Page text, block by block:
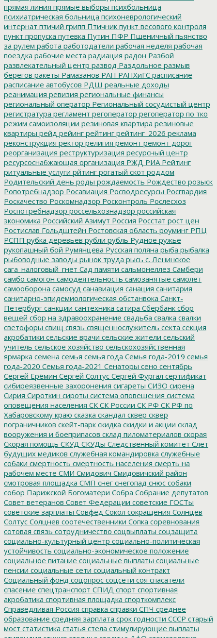
прямая линия прямые выборы психбольница
психиатрическая больница психоневрологический
интернат птичий грипп Птичник пункт весового контроля
пункт пропуска путевка Путин ПФР Пшеничный пьянство
за рулем работа работодатели рабочая неделя рабочая
поездка рабочие места радиация радон Разбой
развлекательный центр развод Раздольное размыв
берегов ракеты Рамазанов РАН РАНХиГС расписание
расписание автобусов РДШ реальные доходы
реанимация ревизия региональные финансы
региональный оператор Региональный сосудистый центр
регистратура регламент регоператор регоператор по тко
режим самоизоляции резиновая квартира резиновые
квартиры рейд рейинг рейтинг рейтинг_2026 реклама
реконструкция ректор религия ремонт ремонт дорог
реорганизация реструктуризация ресурсный центр
ресурсоснабжающая организация РЖД РИА Рейтинг
ритуальные услуги рйтинг рогатый скот роддом
Родительский день роды рождаемость Рождество розыск
Ропотребнадзор Росавиация Росводресурсы Росгвардия
Роскачество Роскомнадзор Росконтроль Рослесхоз
Роспотребнадзор россельхознадзор российская
экономика Российский Азимут Россия Росстат рост цен
Ростислав Гольдштейн Ростовская область роуминг РПЦ
РСПП рубка деревьев рубли рубль Рудное ружье
рукопашный бой Румянцева Русская поляна рыба рыбалка
рыбоводные заводы рынок труда рысь с. Ленинское
сага_налоговый_гнет Сад памяти сальмонеллез Самбери
самбо самогон самодеятельность самозанятые самолет
самооборона самосуд санавиация санация санитария
санитарно-эпидемиологическая обстанвока Санкт-
Петербург санкции сантехника сатира Сбербанк сбор
вещей сбор на здравоохранение свадьба свалка свалки
светофоры свищ связь священнослужитель секта секция
акробатики сельские врачи сельские жители сельский
учитель сельское хозяйство сельскохозяйственная
ярмарка семена семья семья года Семья года-2019 семья
года-2020 Семья года-2021 Сенаторы сено сентябрь
Сергей Ерёмин Сергей Солтус Сергей Фургал сертификат
сибиреязвенные захоронения сигареты СИЗО сирена
Сирия Сироткин сироты система оповещения система
оповещения населения СК СК России СК РФ СК РФ по
Хабаровскому краю сказка скандал сквер сквер
пограничников скейт-парк скидка скидки и акции склад
вооружения и боеприпасов склад пиломатериалов скорая
Скорая помощь СКУД СКУДы Следственный комитет Слет
будущих медиков служебная командировка служебные
собаки смертность смертность населения смерть на
рабочем месте СМИ Смидович Смидовичский район
смотровая площадка СМП снег снегопад снюс собаки
собор Парижской Богоматери Собра Собрание депутатов
Совет ветеранов Совет Федерации советские ГОСТы
советские зарплаты Совфед Сокол сокращения Солнцев
Солтус Солцнев соотечественники Сопка соревнования
сотовая связь сотрудничество соцвыплаты соцзащита
социально-культурный центр социально-политическая
устойчивость социально-экономическое положение
социальное питание социальные выплаты социальные
пенсии социальные сети социальный контракт
Социальный фонд соцопрос соцсети соя спасатели
спасение спецтранспорт СПИД спорт спортивная
акробатика спортивная площадка спорткомплекс
Справедливая Россия справка справки СПЧ среднее
образование средняя зарплата срок годности СССР старый
мост статистика статья стела стимулирующие выплаты